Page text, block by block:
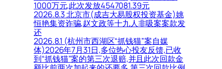
1000万元,此次发放4547081.39元
2026.8.3 北京市(成吉大易股权投资基金)姚
恒艳集资诈骗,赵文政等十九人非吸案案款发
还
2026.8.1 (杭州市西湖区“抓钱猫”案自媒
体)2026年7月31日,多位热心投友反馈,已收
到“抓钱猫”案的第三次退赔,并且此次回款金